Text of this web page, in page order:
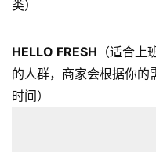
类）
HELLO FRESH （适合
的人群，商家会根据你的
时间）